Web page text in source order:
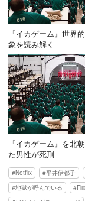
『イカゲーム』世界
象を読み解く
『イカゲーム』を北
た男性が死刑
Netflix 平井伊都子
地獄が呼んでいる